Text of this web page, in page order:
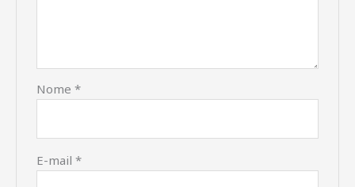
Nome*
E-mail*